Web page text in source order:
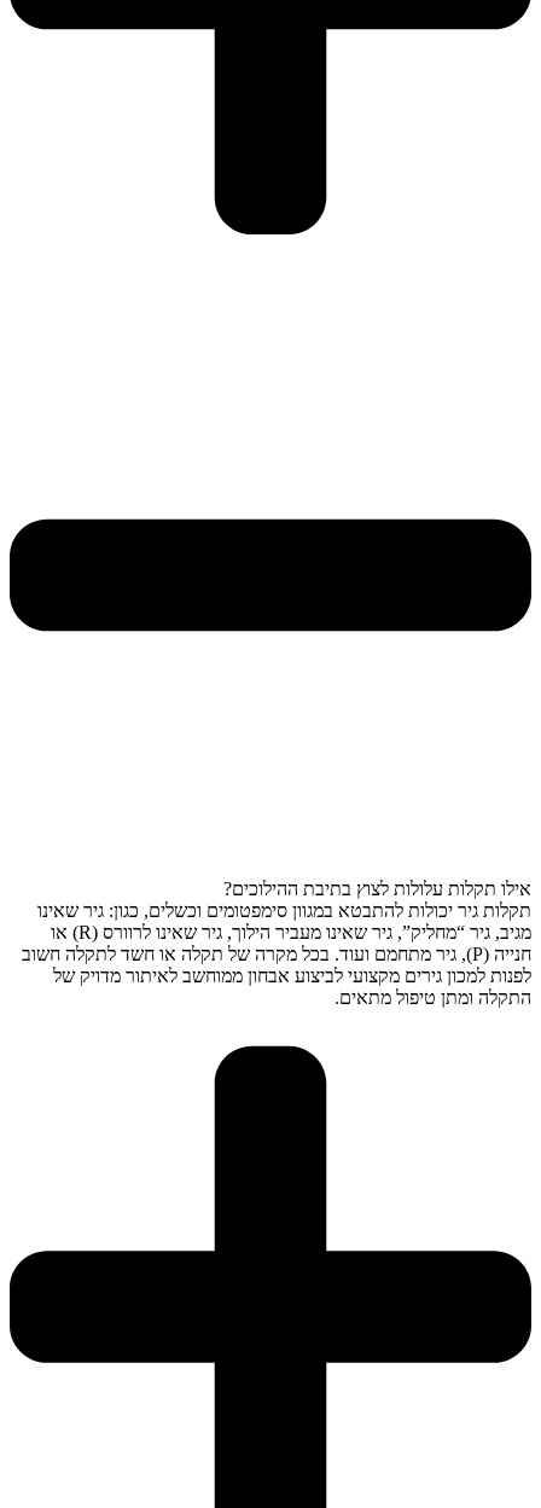
אילו תקלות עלולות לצוץ בתיבת ההילוכים?
תקלות גיר יכולות להתבטא במגוון סימפטומים וכשלים, כגון: גיר שאינו
מגיב, גיר “מחליק”, גיר שאינו מעביר הילוך, גיר שאינו לרוורס (R) או
חנייה (P), גיר מתחמם ועוד. בכל מקרה של תקלה או חשד לתקלה חשוב
לפנות למכון גירים מקצועי לביצוע אבחון ממוחשב לאיתור מדויק של
התקלה ומתן טיפול מתאים.